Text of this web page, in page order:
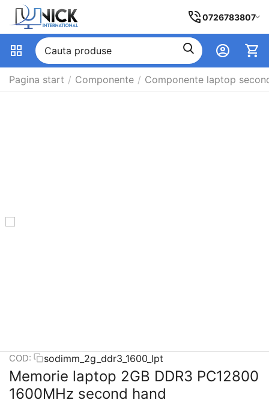
0726783807
Pagina start / Componente / Componente laptop
COD: sodimm_2g_ddr3_1600_lpt
Memorie laptop 2GB DDR3 PC12800
1600MHz second hand